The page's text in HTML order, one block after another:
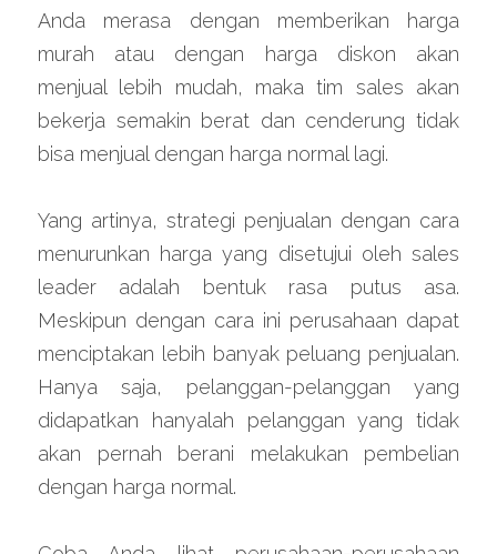
Anda merasa dengan memberikan harga
murah atau dengan harga diskon akan
menjual lebih mudah, maka tim sales akan
bekerja semakin berat dan cenderung tidak
bisa menjual dengan harga normal lagi.
Yang artinya, strategi penjualan dengan cara
menurunkan harga yang disetujui oleh sales
leader adalah bentuk rasa putus asa.
Meskipun dengan cara ini perusahaan dapat
menciptakan lebih banyak peluang penjualan.
Hanya saja, pelanggan-pelanggan yang
didapatkan hanyalah pelanggan yang tidak
akan pernah berani melakukan pembelian
dengan harga normal.